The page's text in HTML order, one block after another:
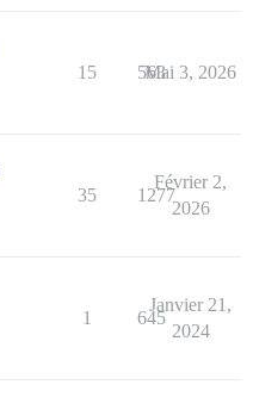
15 563
Mai 3, 2026
35 1277
Février 2,
2026
1 645
Janvier 21,
2024